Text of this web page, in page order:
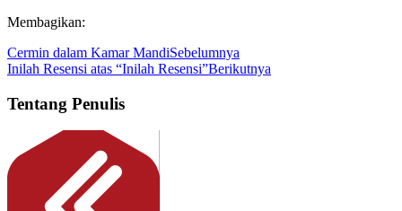
Membagikan:
Cermin dalam Kamar MandiSebelumnya
Inilah Resensi atas “Inilah Resensi”Berikutnya
Tentang Penulis